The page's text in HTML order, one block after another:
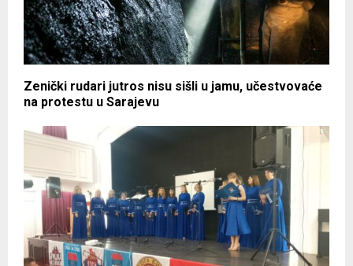
Zenički rudari jutros nisu sišli u jamu, učestvovaće
na protestu u Sarajevu